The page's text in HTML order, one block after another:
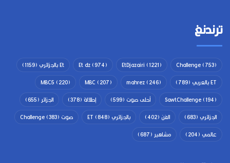
ترندنغ
Challenge(753)
EtDjazairi (1221)
Et dz(974) Et بالجزائري
(1159)
ET بالعربي
(789)
mahrez(246)
MBC(207)
MBC5 (220)
SawtChallenge(194) أحلى صوت (599) إطلالة (378) الجزائر (655)
الجزائري (683) الفن (402) بالجزائري ET (848) صوت Challenge (383)
عالمي (204) مشاهير (687)